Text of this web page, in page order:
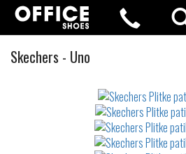
Skechers Plitke
- Uno